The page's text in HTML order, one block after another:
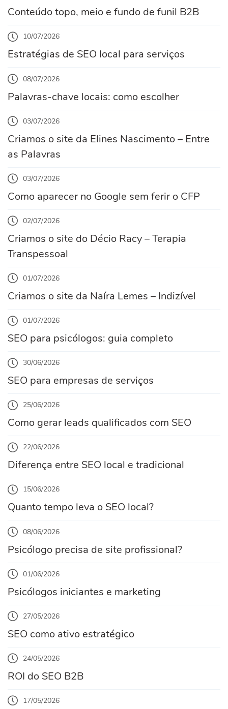
Conteúdo topo, meio e fundo de funil B2B
10/07/2026
Estratégias de SEO local para serviços
08/07/2026
Palavras-chave locais: como escolher
03/07/2026
Criamos o site da Elines Nascimento – Entre
as Palavras
03/07/2026
Como aparecer no Google sem ferir o CFP
02/07/2026
Criamos o site do Décio Racy – Terapia
Transpessoal
01/07/2026
Criamos o site da Naíra Lemes – Indizível
01/07/2026
SEO para psicólogos: guia completo
30/06/2026
SEO para empresas de serviços
25/06/2026
Como gerar leads qualificados com SEO
22/06/2026
Diferença entre SEO local e tradicional
15/06/2026
Quanto tempo leva o SEO local?
08/06/2026
Psicólogo precisa de site profissional?
01/06/2026
Psicólogos iniciantes e marketing
27/05/2026
SEO como ativo estratégico
24/05/2026
ROI do SEO B2B
17/05/2026